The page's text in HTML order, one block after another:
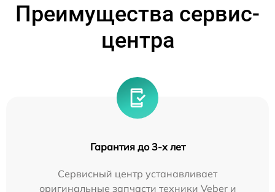
Преимущества сервис-
центра
Гарантия до 3-х лет
Сервисный центр устанавливает
оригинальные запчасти техники Veber и